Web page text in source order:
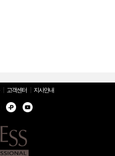
고객센터 지사안내